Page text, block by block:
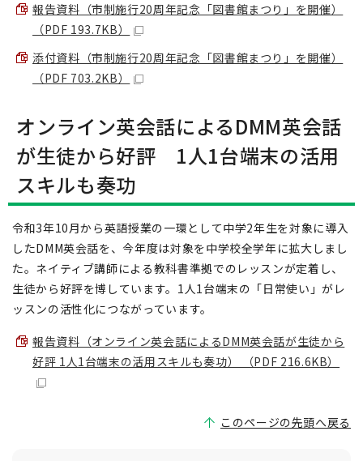
報告資料（市制施行20周年記念「図書館まつり」を開催）
（PDF 193.7KB）
添付資料（市制施行20周年記念「図書館まつり」を開催）
（PDF 703.2KB）
オンライン英会話によるDMM英会話
が生徒から好評 1人1台端末の活用
スキルも奏功
令和3年10月から英語授業の一環として中学2年生を対象に導入
したDMM英会話を、今年度は対象を中学校全学年に拡大しまし
た。ネイティブ講師による教科書準拠でのレッスンが定着し、
生徒から好評を博しています。1人1台端末の「日常使い」がレ
ッスンの活性化につながっています。
報告資料（オンライン英会話によるDMM英会話が生徒から
好評 1人1台端末の活用スキルも奏功） （PDF 216.6KB）
このページの先頭へ戻る